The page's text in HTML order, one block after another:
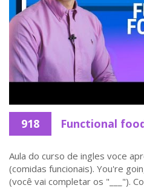
918 Functional
Aula do curso de ingles voce
(comidas funcionais). You're
(você vai completar os "___").